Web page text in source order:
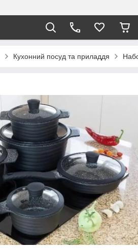
Кухонний посуд та приладдя